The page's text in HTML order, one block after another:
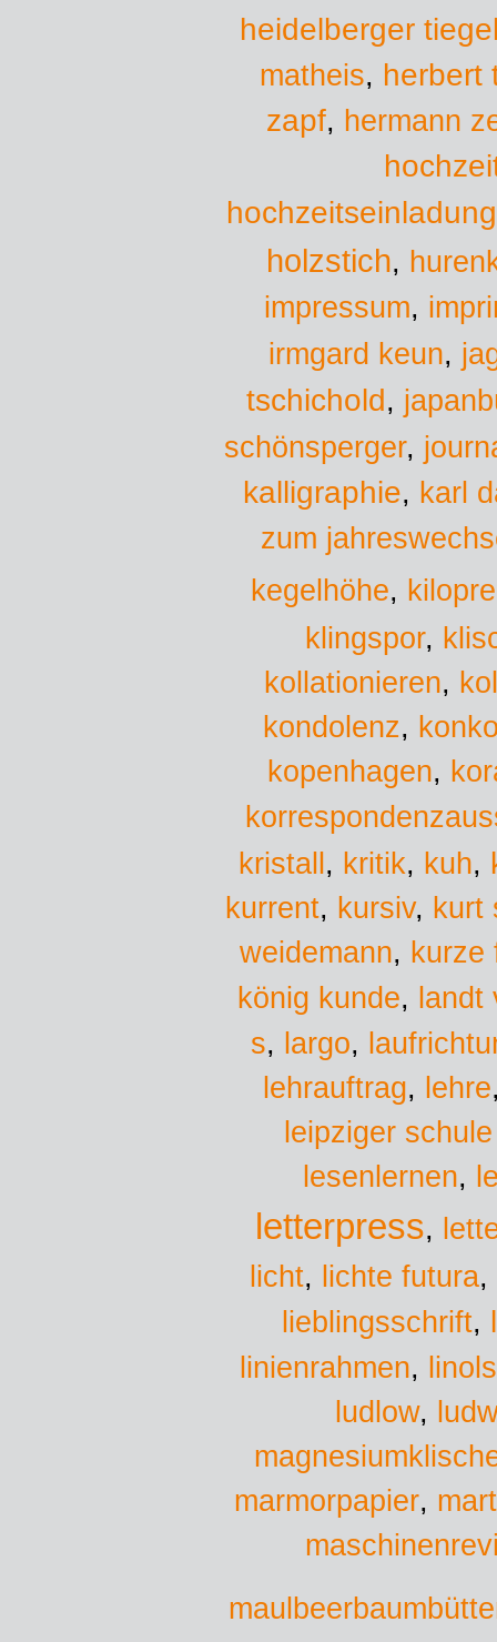
heidelberger
matheis, herbert
zapf, hermann
holzstich,
impressum,
irmgard keun,
tschichold,
schönsperger,
kalligraphie, karl
zum
kegelhöhe,
klingspor,
kollationieren,
kondolenz,
kopenhagen,
kristall, kritik, kuh,
kurrent, kursiv, kurt
weidemann, kurze
könig kunde, landt
s, largo,
lehrauftrag, lehre
leipziger
lesenlernen,
letterpress,
licht, lichte futura,
lieblingsschrift,
linienrahmen,
ludlow,
marmorpapier,